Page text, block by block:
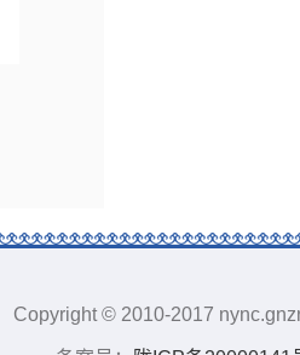
Copyright © 2010-2017